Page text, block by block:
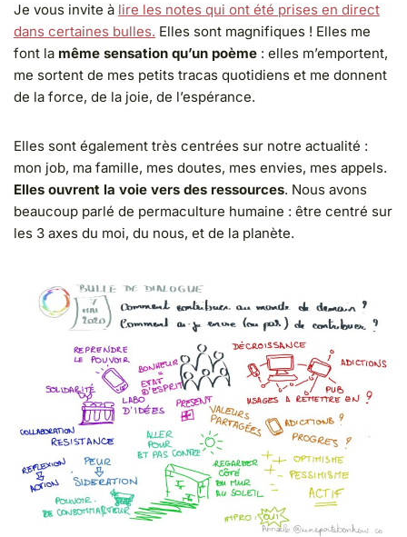
Je vous invite à lire les notes qui ont été prises en direct
dans certaines bulles. Elles sont magnifiques ! Elles me
font la même sensation qu’un poème : elles m’emportent,
me sortent de mes petits tracas quotidiens et me donnent
de la force, de la joie, de l’espérance.
Elles sont également très centrées sur notre actualité :
mon job, ma famille, mes doutes, mes envies, mes appels.
Elles ouvrent la voie vers des ressources. Nous avons
beaucoup parlé de permaculture humaine : être centré sur
les 3 axes du moi, du nous, et de la planète.